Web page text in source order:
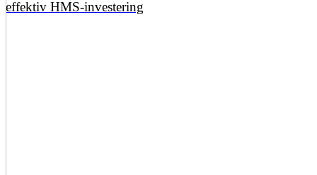
effektiv HMS-investering